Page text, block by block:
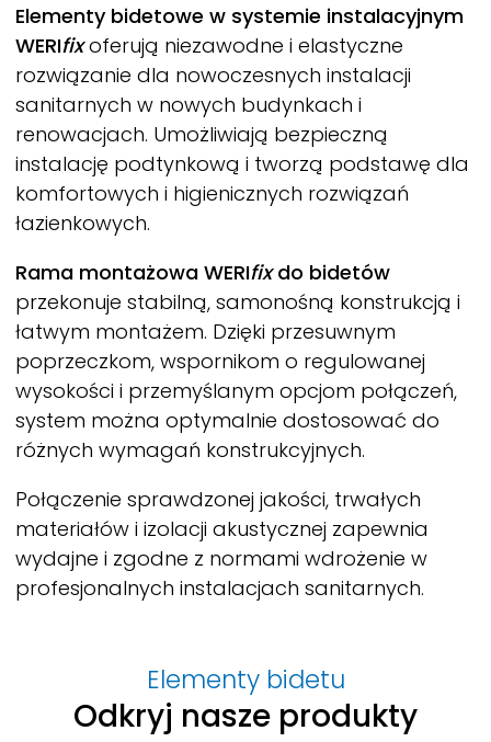
Elementy bidetowe w systemie instalacyjnym
WERIfixoferują niezawodne i elastyczne
rozwiązanie dla nowoczesnych instalacji
sanitarnych w nowych budynkach i
renowacjach. Umożliwiają bezpieczną
instalację podtynkową i tworzą podstawę dla
komfortowych i higienicznych rozwiązań
łazienkowych.
Rama montażowaWERIfix do bidetów
przekonuje stabilną, samonośną konstrukcją i
łatwym montażem. Dzięki przesuwnym
poprzeczkom, wspornikom o regulowanej
wysokości i przemyślanym opcjom połączeń,
system można optymalnie dostosować do
różnych wymagań konstrukcyjnych.
Połączenie sprawdzonej jakości, trwałych
materiałów i izolacji akustycznej zapewnia
wydajne i zgodne z normami wdrożenie w
profesjonalnych instalacjach sanitarnych.
Elementy bidetu
Odkryj nasze produkty